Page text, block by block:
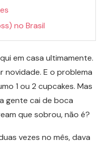
no Brasil
em casa ultimamente.
novidade. E o problema
1 ou 2 cupcakes. Mas
gente cai de boca
que sobrou, não é?
vezes no mês, dava